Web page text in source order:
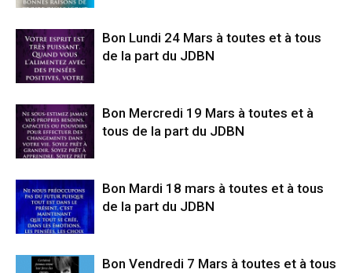
Bon Lundi 24 Mars à toutes et à tous
de la part du JDBN
Bon Mercredi 19 Mars à toutes et à
tous de la part du JDBN
Bon Mardi 18 mars à toutes et à tous
de la part du JDBN
Bon Vendredi 7 Mars à toutes et à tous